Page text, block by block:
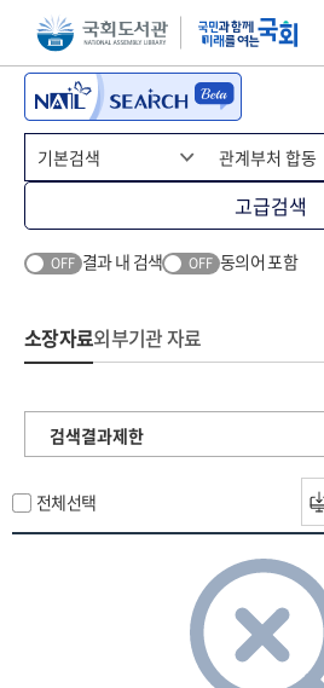
본문 바로가기주메뉴 바로가기
고급검색
OFF 결과 내 검색 OFF 동의어 포함
소장자료외부기관 자료
검색결과제한
전체선택